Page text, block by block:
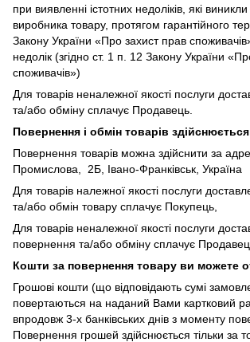
при виявленні істотних недоліків, які
виробника товару, протягом гарантійного
Закону України «Про захист прав
недолік (згідно ст. 1 п. 12 Закону України
споживачів»)
Для товарів неналежної якості послуги
та/або обміну сплачує Продавець.
Повернення і обмін товарів
Повернення товарів можна здійснити за
Промислова, 2Б, Івано-Франківськ, Україна
Для товарів належної якості послуги
та/або обмін товару сплачує Покупець,
Для товарів неналежної якості послуги
повернення та/або обміну сплачує
Кошти за повернення товару ви можете
Грошові кошти (що відповідають сумі
повертаються на наданий Вами картковий
впродовж 3-х банківських днів з моменту
Повернення грошей здійснюється тільки за